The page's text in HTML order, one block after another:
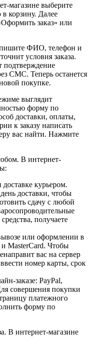
магазине выберите
корзину. Далее
заказ» или
ФИО, телефон и
условия заказа.
подтверждение
СМС. Теперь останется
покупке.
выглядит
форму по
доставки, оплаты,
к заказу написать
вас найти. Нажмите
В интернет-
курьером.
доставки, чтобы
сдачу с любой
получаете
или оформлении в
и MasterCard. Чтобы
вас на сервер
номер карты, срок
заказе: PayPal,
совершения покупки
платежного
форму по
В интернет-магазине